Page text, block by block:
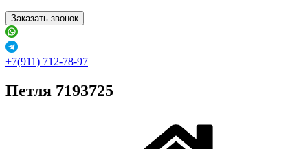
Заказать звонок
+7(911) 712-78-97
Петля 7193725